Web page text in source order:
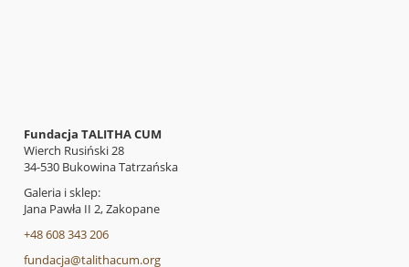
Fundacja TALITHA CUM
Wierch Rusiński 28
34-530 Bukowina Tatrzańska
Galeria i sklep:
Jana Pawła II 2, Zakopane
+48 608 343 206
fundacja@talithacum.org